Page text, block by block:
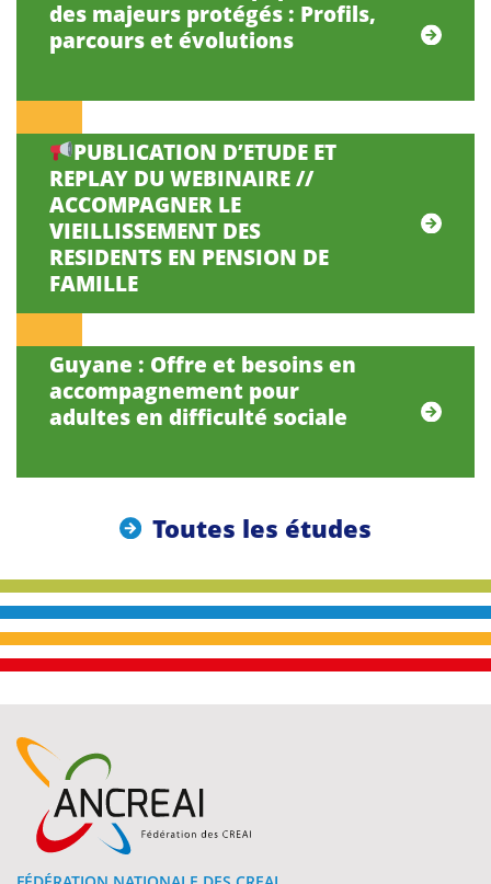
des majeurs protégés : Profils,
parcours et évolutions
PUBLICATION D’ETUDE ET
REPLAY DU WEBINAIRE //
ACCOMPAGNER LE
VIEILLISSEMENT DES
RESIDENTS EN PENSION DE
FAMILLE
Guyane : Offre et besoins en
accompagnement pour
adultes en difficulté sociale
Toutes les études